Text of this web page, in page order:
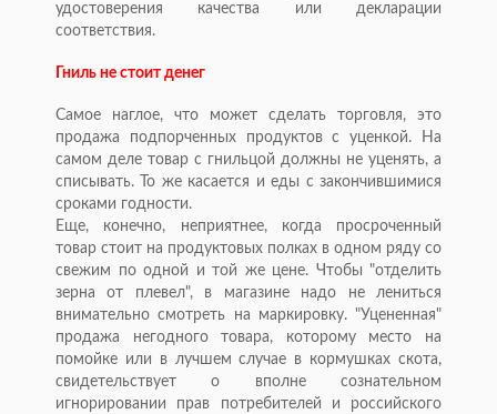
удостоверения качества или декларации
соответствия.
Гниль не стоит денег
Самое наглое, что может сделать торговля, это
продажа подпорченных продуктов с уценкой. На
самом деле товар с гнильцой должны не уценять, а
списывать. То же касается и еды с закончившимися
сроками годности.
Еще, конечно, неприятнее, когда просроченный
товар стоит на продуктовых полках в одном ряду со
свежим по одной и той же цене. Чтобы "отделить
зерна от плевел", в магазине надо не лениться
внимательно смотреть на маркировку. "Уцененная"
продажа негодного товара, которому место на
помойке или в лучшем случае в кормушках скота,
свидетельствует о вполне сознательном
игнорировании прав потребителей и российского